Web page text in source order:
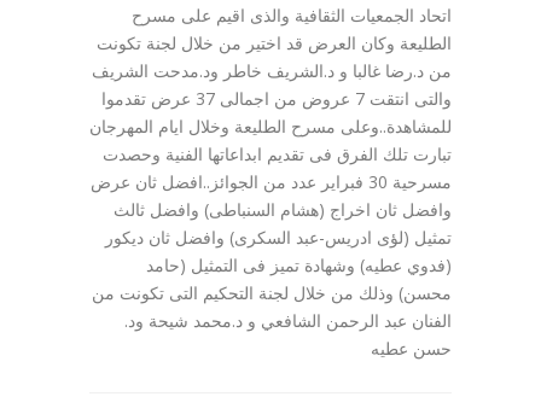
اتحاد الجمعيات الثقافية والذى اقيم على مسرح
الطليعة وكان العرض قد اختير من خلال لجنة تكونت
من د.رضا غالبا و د.الشريف خاطر ود.مدحت الشريف
والتى انتقت 7 عروض من اجمالى 37 عرض تقدموا
للمشاهدة..وعلى مسرح الطليعة وخلال ايام المهرجان
تبارت تلك الفرق فى تقديم ابداعاتها الفنية وحصدت
مسرحية 30 فبراير عدد من الجوائز..افضل ثان عرض
وافضل ثان اخراج (هشام السنباطى) وافضل ثالث
تمثيل (لؤى ادريس-عبد السكرى) وافضل ثان ديكور
(فدوي عطيه) وشهادة تميز فى التمثيل (حامد
محسن) وذلك من خلال لجنة التحكيم التى تكونت من
الفنان عبد الرحمن الشافعي و د.محمد شيحة ود.
حسن عطيه